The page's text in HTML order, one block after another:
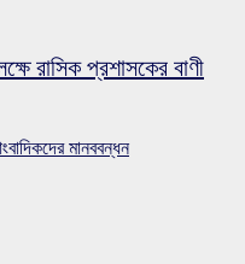
রাসিক প্রশাসকের বাণী
মানববন্ধন